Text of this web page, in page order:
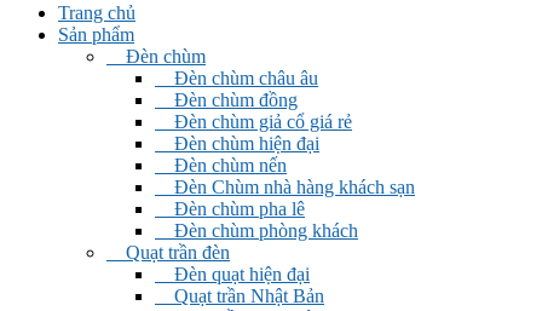
Trang chủ
Sản phẩm
Đèn chùm
Đèn chùm châu âu
Đèn chùm đồng
Đèn chùm giả cổ giá rẻ
Đèn chùm hiện đại
Đèn chùm nến
Đèn Chùm nhà hàng khách sạn
Đèn chùm pha lê
Đèn chùm phòng khách
Quạt trần đèn
Đèn quạt hiện đại
Quạt trần Nhật Bản